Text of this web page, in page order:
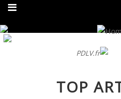
PDLV.fr
TOP